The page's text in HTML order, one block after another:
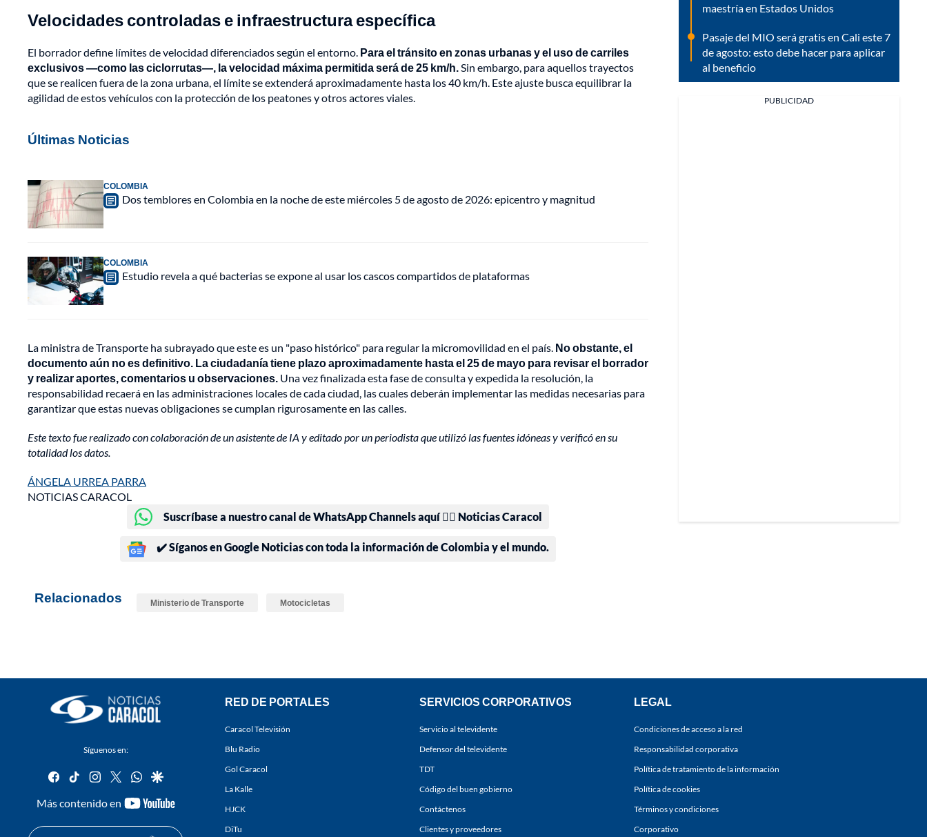
Velocidades controladas e infraestructura específica
El borrador define límites de velocidad diferenciados según el entorno. Para el tránsito en zonas urbanas y el uso de carriles
exclusivos —como las ciclorrutas—, la velocidad máxima permitida será de 25 km/h.Sin embargo, para aquellos trayectos
que se realicen fuera de la zona urbana, el límite se extenderá aproximadamente hasta los 40 km/h. Este ajuste busca equilibrar la
agilidad de estos vehículos con la protección de los peatones y otros actores viales.
Últimas Noticias
COLOMBIA
Dos temblores en Colombia en la noche de este miércoles 5 de agosto de 2026: epicentro y magnitud
COLOMBIA
Estudio revela a qué bacterias se expone al usar los cascos compartidos de plataformas
La ministra de Transporte ha subrayado que este es un "paso histórico" para regular la micromovilidad en el país. No obstante, el
documento aún no es definitivo. La ciudadanía tiene plazo aproximadamente hasta el 25 de mayo para revisar el borrador
y realizar aportes, comentarios u observaciones. Una vez finalizada esta fase de consulta y expedida la resolución, la
responsabilidad recaerá en las administraciones locales de cada ciudad, las cuales deberán implementar las medidas necesarias para
garantizar que estas nuevas obligaciones se cumplan rigurosamente en las calles.
Este texto fue realizado con colaboración de un asistente de IA y editado por un periodista que utilizó las fuentes idóneas y verificó en su
totalidad los datos.
ÁNGELA URREA PARRA
NOTICIAS CARACOL
Suscríbase a nuestro canal de WhatsApp Channels aquí 👉🏻 Noticias Caracol
✔️ Síganos en Google Noticias con toda la información de Colombia y el mundo.
Relacionados Ministerio de Transporte Motocicletas
maestría en Estados Unidos
Pasaje del MIO será gratis en Cali este 7
de agosto: esto debe hacer para aplicar
al beneficio
PUBLICIDAD
Síguenos en:
facebook
tiktok instagram
twitterwhatsapp
google
Más contenido en
youtube-
RED DE PORTALES
Caracol Televisión
Blu Radio
Gol Caracol
La Kalle
HJCK
DiTu
SERVICIOS CORPORATIVOS
Servicio al televidente
Defensor del televidente
TDT
Código del buen gobierno
Contáctenos
Clientes y proveedores
LEGAL
Condiciones de acceso a la red
Responsabilidad corporativa
Política de tratamiento de la información
Política de cookies
Términos y condiciones
Corporativo